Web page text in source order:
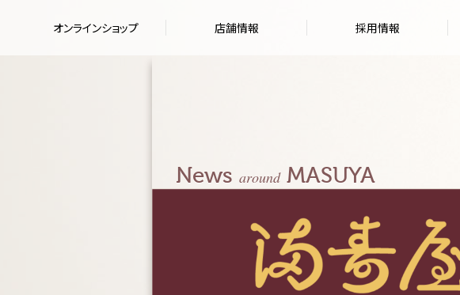
オンラインショップ 店舗情報 採用情報
News aroundMASUYA